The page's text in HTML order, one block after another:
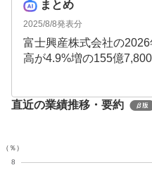
まとめ
2025/8/8発表分
富士興産株式会社の
高が4.9%増の155億
の1億4,900万円と増収
し、石油事業以外のセグ
は持株会社体制への移
直近の業績推移・要約